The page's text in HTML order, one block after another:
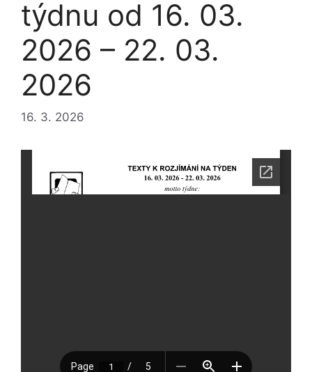
týdnu od 16. 03.
2026 – 22. 03.
2026
16. 3. 2026